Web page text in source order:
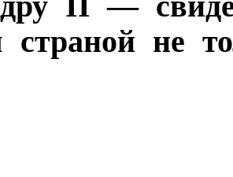
страной не